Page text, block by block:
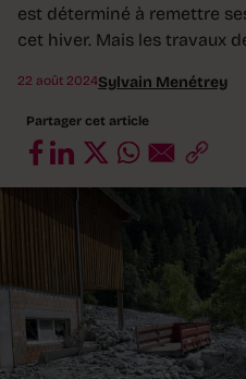
est déterminé à remettre
cet hiver. Mais les travaux
22 août 2024Sylvain Menétrey
Partager cet article